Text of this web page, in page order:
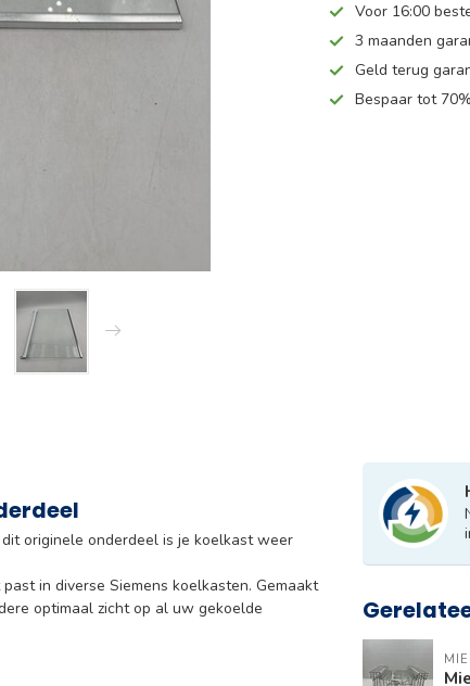
Voor 16:00
3 maanden
Geld terug
Bespaar tot
originele onderdeel is je koelkast weer
in diverse Siemens koelkasten. Gemaakt
optimaal zicht op al uw gekoelde